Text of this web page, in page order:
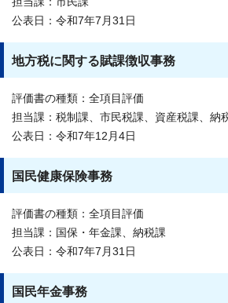
公表日：令和7年7月31日
地方税に関する賦課徴収事務
評価書の種類：全項目評価
担当課：税制課、市民税課、資産税課、納
公表日：令和7年12月4日
国民健康保険事務
評価書の種類：全項目評価
担当課：国保・年金課、納税課
公表日：令和7年7月31日
国民年金事務